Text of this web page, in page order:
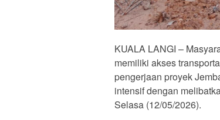
KUALA LANGI –
memiliki akses
pengerjaan proyek
intensif dengan
Selasa (12/05/2026).